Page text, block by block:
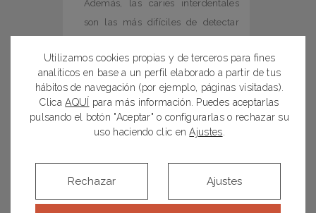
Además, las caries interdentales
son las más difíciles de detectar
muy frecuentes.
Limpia la lengua con limpiadores
linguales o con el cepillo. Lo más
higiénico y efectivo es frotarla con
un limpiador lingual por la
Aplica flúor para fortalecer el
Utilizamos cookies propias y de terceros para fines
analíticos en base a un perfil elaborado a partir de tus
hábitos de navegación (por ejemplo, páginas visitadas).
ClicaAQUÍ para más información. Puedes aceptarlas
pulsando el botón "Aceptar" o configurarlas o rechazar su
uso haciendo clic enAjustes
Rechazar Ajustes